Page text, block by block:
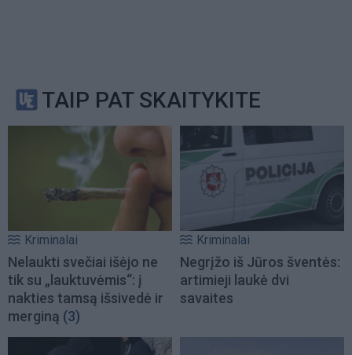
TAIP PAT SKAITYKITE
Kriminalai
Nelaukti svečiai išėjo ne
tik su „lauktuvėmis“: į
nakties tamsą išsivedė ir
merginą (3)
Kriminalai
Negrįžo iš Jūros šventės:
artimieji laukė dvi
savaites